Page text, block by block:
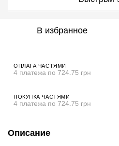
В избранное
ОПЛАТА ЧАСТЯМИ
4 платежа по 724.75 грн
ПОКУПКА ЧАСТЯМИ
4 платежа по 724.75 грн
Описание